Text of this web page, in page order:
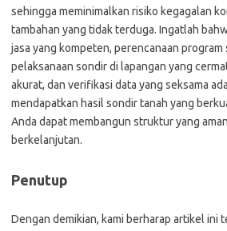
sehingga meminimalkan risiko kegagalan
tambahan yang tidak terduga. Ingatlah
jasa yang kompeten, perencanaan
pelaksanaan sondir di lapangan yang
akurat, dan verifikasi data yang seksama
mendapatkan hasil sondir tanah yang
Anda dapat membangun struktur yang
berkelanjutan.
Penutup
Dengan demikian, kami berharap artikel ini